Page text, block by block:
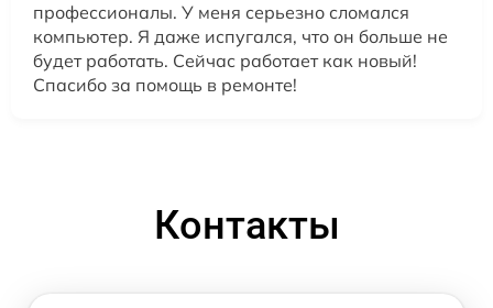
профессионалы. У меня серьезно сломался
компьютер. Я даже испугался, что он больше не
будет работать. Сейчас работает как новый!
Спасибо за помощь в ремонте!
Контакты